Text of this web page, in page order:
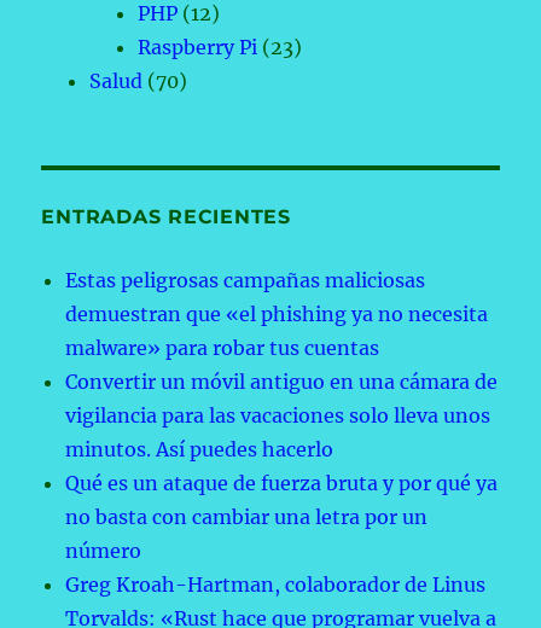
PHP (12)
Raspberry Pi (23)
Salud (70)
ENTRADAS RECIENTES
Estas peligrosas campañas maliciosas
demuestran que «el phishing ya no necesita
malware» para robar tus cuentas
Convertir un móvil antiguo en una cámara de
vigilancia para las vacaciones solo lleva unos
minutos. Así puedes hacerlo
Qué es un ataque de fuerza bruta y por qué ya
no basta con cambiar una letra por un
número
Greg Kroah-Hartman, colaborador de Linus
Torvalds: «Rust hace que programar vuelva a